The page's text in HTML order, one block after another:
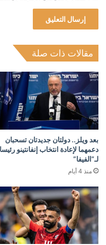
مقالات ذات صلة
بعد ويلز.. دولتان جديدتان تسحبان
دعمهما لإعادة انتخاب إنفانتينو رئيسا
لـ”الفيفا”
منذ 4 أيام